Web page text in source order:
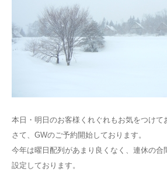
本日・明日のお客様くれぐれもお気をつけて
さて、GWのご予約開始しております。
今年は曜日配列があまり良くなく、連休の合
設定しております。